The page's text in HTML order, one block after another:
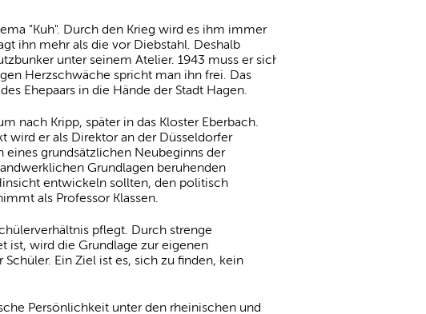
"Kuh". Durch den Krieg wird es ihm immer
ihn mehr als die vor Diebstahl. Deshalb
unter seinem Atelier. 1943 muss er sich
Herzschwäche spricht man ihn frei. Das
Ehepaars in die Hände der Stadt Hagen.
nach Kripp, später in das Kloster Eberbach.
wird er als Direktor an der Düsseldorfer
eines grundsätzlichen Neubeginns der
Grundlagen beruhenden
entwickeln sollten, den politisch
als Professor Klassen.
pflegt. Durch strenge
ist, wird die Grundlage zur eigenen
Ein Ziel ist es, sich zu finden, kein
Persönlichkeit unter den rheinischen und